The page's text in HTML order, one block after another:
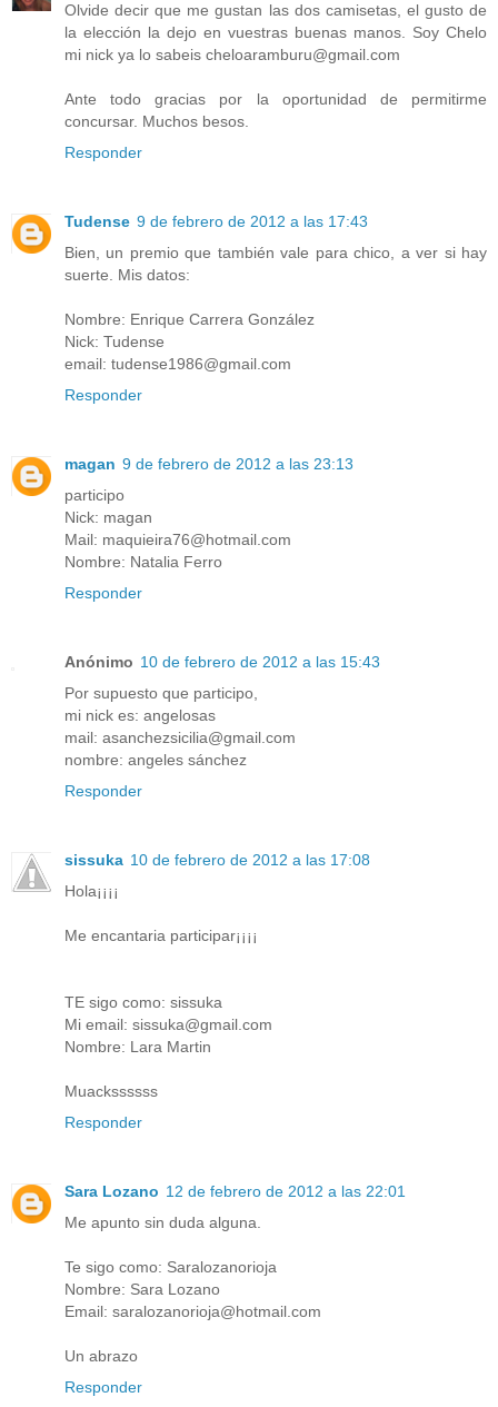
Olvide decir que me gustan las dos camisetas, el gusto de
la elección la dejo en vuestras buenas manos. Soy Chelo
mi nick ya lo sabeis cheloaramburu@gmail.com
Ante todo gracias por la oportunidad de permitirme
concursar. Muchos besos.
Responder
Tudense 9 de febrero de 2012 a las 17:43
Bien, un premio que también vale para chico, a ver si hay
suerte. Mis datos:
Nombre: Enrique Carrera González
Nick: Tudense
email: tudense1986@gmail.com
Responder
magan 9 de febrero de 2012 a las 23:13
participo
Nick: magan
Mail: maquieira76@hotmail.com
Nombre: Natalia Ferro
Responder
Anónimo 10 de febrero de 2012 a las 15:43
Por supuesto que participo,
mi nick es: angelosas
mail: asanchezsicilia@gmail.com
nombre: angeles sánchez
Responder
sissuka 10 de febrero de 2012 a las 17:08
Hola¡¡¡¡
Me encantaria participar¡¡¡¡
TE sigo como: sissuka
Mi email: sissuka@gmail.com
Nombre: Lara Martin
Muackssssss
Responder
Sara Lozano 12 de febrero de 2012 a las 22:01
Me apunto sin duda alguna.
Te sigo como: Saralozanorioja
Nombre: Sara Lozano
Email: saralozanorioja@hotmail.com
Un abrazo
Responder